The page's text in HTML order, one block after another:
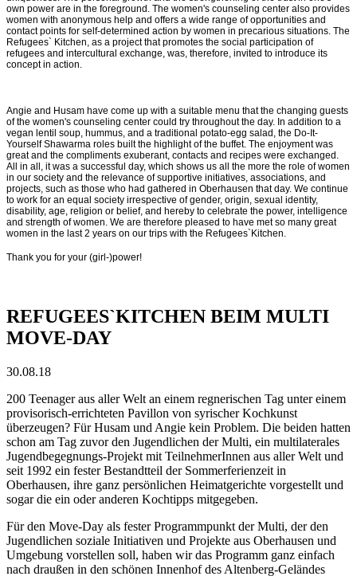
own power are in the foreground. The women's counseling center also provides
women with anonymous help and offers a wide range of opportunities and
contact points for self-determined action by women in precarious situations. The
Refugees` Kitchen, as a project that promotes the social participation of
refugees and intercultural exchange, was, therefore, invited to introduce its
concept in action.
Angie and Husam have come up with a suitable menu that the changing guests
of the women's counseling center could try throughout the day. In addition to a
vegan lentil soup, hummus, and a traditional potato-egg salad, the Do-It-
Yourself Shawarma roles built the highlight of the buffet. The enjoyment was
great and the compliments exuberant, contacts and recipes were exchanged.
All in all, it was a successful day, which shows us all the more the role of women
in our society and the relevance of supportive initiatives, associations, and
projects, such as those who had gathered in Oberhausen that day. We continue
to work for an equal society irrespective of gender, origin, sexual identity,
disability, age, religion or belief, and hereby to celebrate the power, intelligence
and strength of women. We are therefore pleased to have met so many great
women in the last 2 years on our trips with the Refugees`Kitchen.
Thank you for your (girl-)power!
REFUGEES`KITCHEN BEIM MULTI
MOVE-DAY
30.08.18
200 Teenager aus aller Welt an einem regnerischen Tag unter einem
provisorisch-errichteten Pavillon von syrischer Kochkunst
überzeugen? Für Husam und Angie kein Problem. Die beiden hatten
schon am Tag zuvor den Jugendlichen der Multi, ein multilaterales
Jugendbegegnungs-Projekt mit TeilnehmerInnen aus aller Welt und
seit 1992 ein fester Bestandtteil der Sommerferienzeit in
Oberhausen, ihre ganz persönlichen Heimatgerichte vorgestellt und
sogar die ein oder anderen Kochtipps mitgegeben.
Für den Move-Day als fester Programmpunkt der Multi, der den
Jugendlichen soziale Initiativen und Projekte aus Oberhausen und
Umgebung vorstellen soll, haben wir das Programm ganz einfach
nach draußen in den schönen Innenhof des Altenberg-Geländes